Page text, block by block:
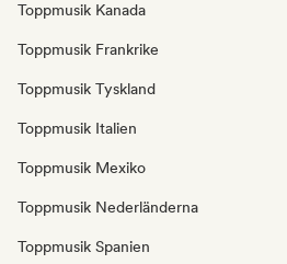
Toppmusik Kanada
Toppmusik Frankrike
Toppmusik Tyskland
Toppmusik Italien
Toppmusik Mexiko
Toppmusik Nederländerna
Toppmusik Spanien